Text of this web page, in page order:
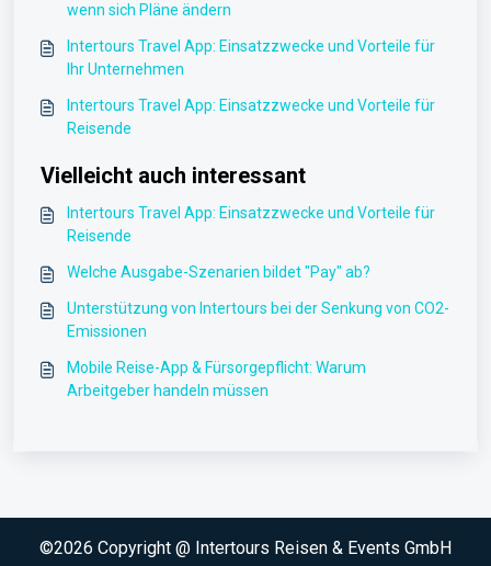
wenn sich Pläne ändern
Intertours Travel App: Einsatzzwecke und Vorteile für
Ihr Unternehmen
Intertours Travel App: Einsatzzwecke und Vorteile für
Reisende
Vielleicht auch interessant
Intertours Travel App: Einsatzzwecke und Vorteile für
Reisende
Welche Ausgabe-Szenarien bildet "Pay" ab?
Unterstützung von Intertours bei der Senkung von CO2-
Emissionen
Mobile Reise-App & Fürsorgepflicht: Warum
Arbeitgeber handeln müssen
©2026 Copyright @ Intertours Reisen & Events GmbH